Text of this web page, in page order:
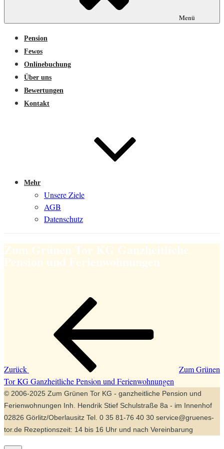
Menü
Pension
Fewos
Onlinebuchung
Über uns
Bewertungen
Kontakt
Mehr
Unsere Ziele
AGB
Datenschutz
Zum Grünen Tor KG Ganzheitliche
Pension und Ferienwohnungen
Beitragsnavigation
Zurück
Zum Grünen
Tor KG Ganzheitliche Pension und Ferienwohnungen
© 2006-2025 Zum Grünen Tor KG - ganzheitliche Pension und
Ferienwohnungen Inh. Hendrik Stief Schulstraße 8a - im Innenhof
02826 Görlitz/Oberlausitz Tel. 0 35 81-76 40 30 service@gruenes-
tor.de Rezeptionszeit: 14 bis 16 Uhr und nach Vereinbarung